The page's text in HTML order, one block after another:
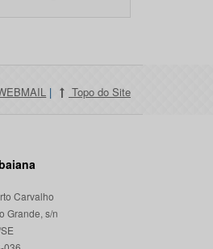
| Topo do Site
Carvalho
Grande, s/n